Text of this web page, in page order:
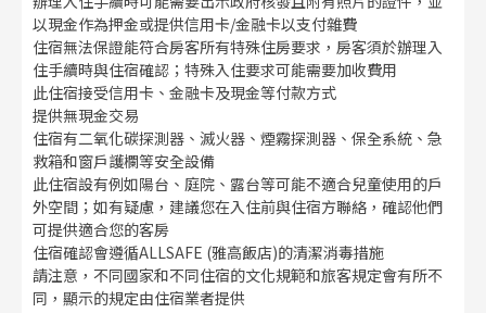
以現金作為押金或提供信用卡/金融卡以支付雜費
住宿無法保證能符合房客所有特殊住房要求，房客須於辦理入
住手續時與住宿確認；特殊入住要求可能需要加收費用
此住宿接受信用卡、金融卡及現金等付款方式
提供無現金交易
住宿有二氧化碳探測器、滅火器、煙霧探測器、保全系統、急
救箱和窗戶護欄等安全設備
此住宿設有例如陽台、庭院、露台等可能不適合兒童使用的戶
外空間；如有疑慮，建議您在入住前與住宿方聯絡，確認他們
可提供適合您的客房
住宿確認會遵循ALLSAFE (雅高飯店)的清潔消毒措施
請注意，不同國家和不同住宿的文化規範和旅客規定會有所不
同，顯示的規定由住宿業者提供